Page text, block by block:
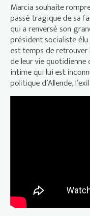
Marcia souhaite
passé tragique de sa
qui a renversé son
président socialiste
est temps de retrouver
de leur vie quotidienne
intime qui lui est
politique d’Allende,